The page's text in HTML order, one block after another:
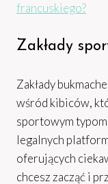
francuskiego?
Zakłady
Zakłady
wśród kibiców,
sportowym
legalnych
oferujących
chcesz zacząć i